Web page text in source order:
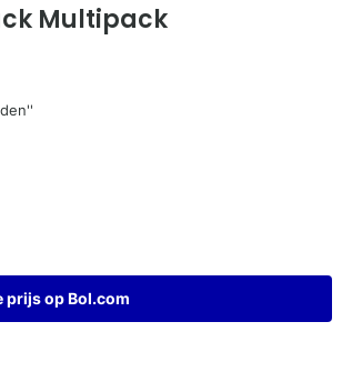
Multipack
prijs op Bol.com